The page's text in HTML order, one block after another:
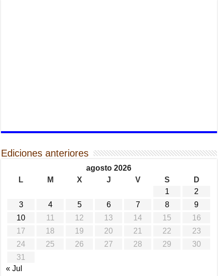
Ediciones anteriores
agosto 2026
L
M X J V S
D
1
2
3
4 5 6 7 8
9
10
11 12 13 14 15
16
17
18 19 20 21 22
23
24
25 26 27 28 29
30
31
« Jul